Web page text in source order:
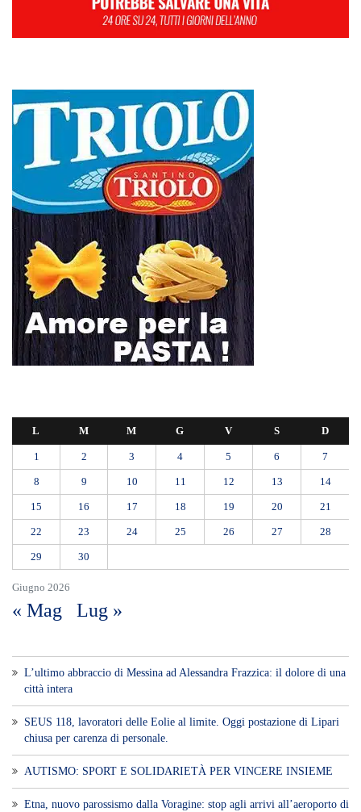
Giugno 2026
L M M G V S D
1 2 3 4 5 6 7
8 9 10 11 12 13 14
15 16 17 18 19 20 21
22 23 24 25 26 27 28
29 30
« Mag Lug »
L’ultimo abbraccio di Messina ad Alessandra Frazzica: il dolore di una
città intera
SEUS 118, lavoratori delle Eolie al limite. Oggi postazione di Lipari
chiusa per carenza di personale.
AUTISMO: SPORT E SOLIDARIETÀ PER VINCERE INSIEME
Etna, nuovo parossismo dalla Voragine: stop agli arrivi all’aeroporto di